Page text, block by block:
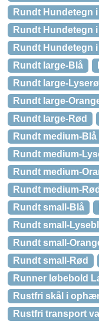
Rundt Hundetegn
Rundt Hundetegn
Rundt Hundetegn
Rundt large-Blå
Rundt large-
Rundt large-
Rundt large-Rød
Rundt medium-Blå
Rundt medium-
Rundt medium-
Rundt medium-Rød
Rundt small-Blå
Rundt small-
Rundt small-
Rundt small-Rød
Runner løbebold
Rustfri skål i
Rustfri transport